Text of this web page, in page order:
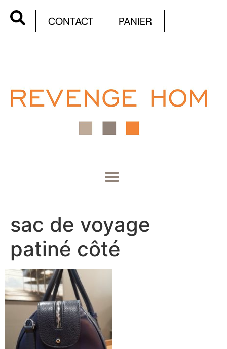
CONTACT PANIER
sac de voyage
patiné côté